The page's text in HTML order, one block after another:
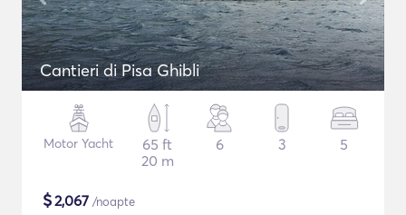
Cantieri di Pisa Ghibli
Motor Yacht
65 ft
20 m
6 3 5
$2,067 /noapte